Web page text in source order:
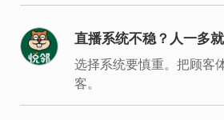
直播系统不稳？人一多
视
选择系统要慎重。把顾客
客。